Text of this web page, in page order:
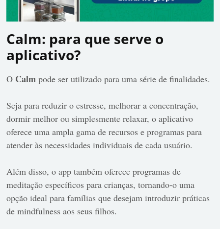
Calm: para que serve o
aplicativo?
O Calm pode ser utilizado para uma série de finalidades.
Seja para reduzir o estresse, melhorar a concentração,
dormir melhor ou simplesmente relaxar, o aplicativo
oferece uma ampla gama de recursos e programas para
atender às necessidades individuais de cada usuário.
Além disso, o app também oferece programas de
meditação específicos para crianças, tornando-o uma
opção ideal para famílias que desejam introduzir práticas
de mindfulness aos seus filhos.